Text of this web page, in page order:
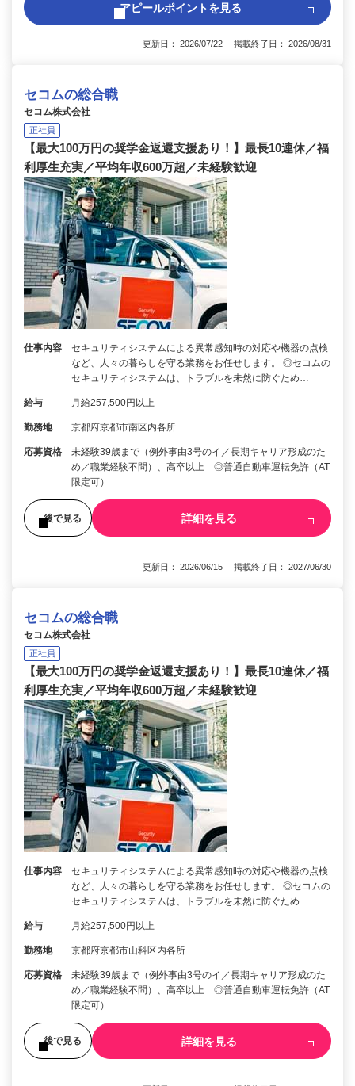
アピールポイントを見る
更新日： 2026/07/22 掲載終了日： 2026/08/31
セコムの総合職
セコム株式会社
正社員
【最大100万円の奨学金返還支援あり！】最長10連休／福
利厚生充実／平均年収600万超／未経験歓迎
仕事内容
セキュリティシステムによる異常感知時の対応や機器の点検
など、人々の暮らしを守る業務をお任せします。 ◎セコムの
セキュリティシステムは、トラブルを未然に防ぐため…
給与 月給257,500円以上
勤務地 京都府京都市南区内各所
応募資格
未経験39歳まで（例外事由3号のイ／長期キャリア形成のた
め／職業経験不問）、高卒以上 ◎普通自動車運転免許（AT
限定可）
後で見る 詳細を見る
更新日： 2026/06/15 掲載終了日： 2027/06/30
セコムの総合職
セコム株式会社
正社員
【最大100万円の奨学金返還支援あり！】最長10連休／福
利厚生充実／平均年収600万超／未経験歓迎
仕事内容
セキュリティシステムによる異常感知時の対応や機器の点検
など、人々の暮らしを守る業務をお任せします。 ◎セコムの
セキュリティシステムは、トラブルを未然に防ぐため…
給与 月給257,500円以上
勤務地 京都府京都市山科区内各所
応募資格
未経験39歳まで（例外事由3号のイ／長期キャリア形成のた
め／職業経験不問）、高卒以上 ◎普通自動車運転免許（AT
限定可）
後で見る 詳細を見る